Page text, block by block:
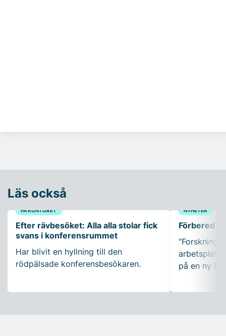
Läs också
PÅ KONTORET
Efter rävbesöket: Alla alla stolar fick
svans i konferensrummet
Har blivit en hyllning till den
rödpälsade konferensbesökaren.
NYHETER
Förbered
"Forskning
på en ny